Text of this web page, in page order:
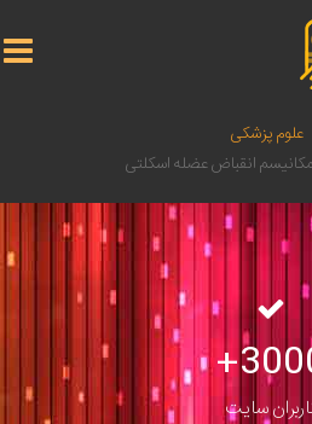
علوم پزشکی
انقباض عضله اسکلتی
سایت